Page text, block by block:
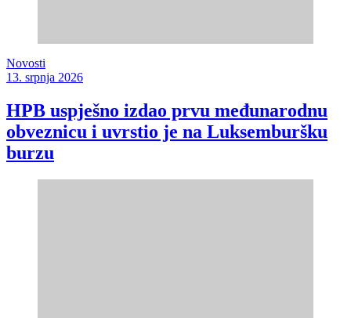
Novosti
13. srpnja 2026
HPB uspješno izdao prvu međunarodnu
obveznicu i uvrstio je na Luksemburšku
burzu